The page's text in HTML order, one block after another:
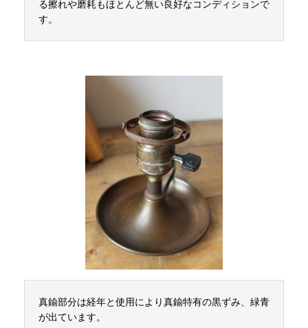
る擦れや磨耗もほとんど無い良好なコンディションで
す。
真鍮部分は経年と使用により真鍮特有の黒ずみ、緑青
が出ています。